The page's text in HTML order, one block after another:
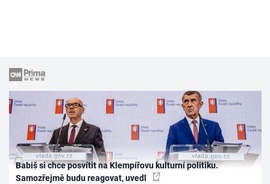
Babiš si chce posvítit na Klempířovu kulturní politiku.
Samozřejmě budu reagovat, uvedl